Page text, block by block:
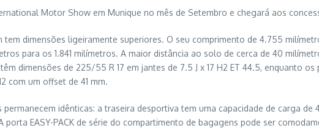
Motor Show em Munique no mês de Setembro e chegará aos
dimensões ligeiramente superiores. O seu comprimento de 4.755
para os 1.841 milímetros. A maior distância ao solo de cerca de 40
dimensões de 225/55 R 17 em jantes de 7.5 J x 17 H2 ET 44.5, enquanto
com um offset de 41 mm.
idênticas: a traseira desportiva tem uma capacidade de carga
EASY-PACK de série do compartimento de bagagens pode ser